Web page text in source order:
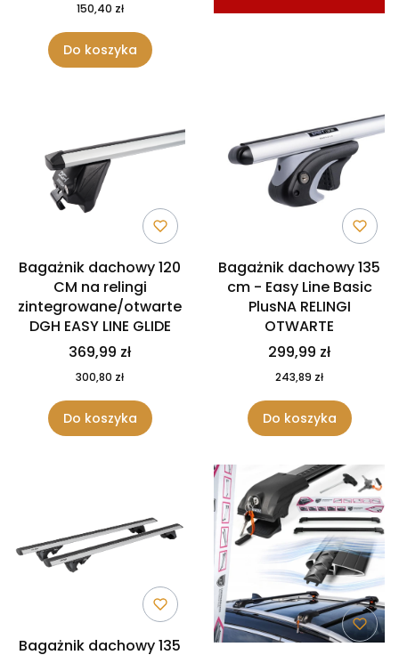
150,40 zł
Do koszyka
Bagażnik dachowy 120
CM na relingi
zintegrowane/otwarte
DGH EASY LINE GLIDE
369,99 zł
300,80 zł
Do koszyka
Bagażnik dachowy 135
cm - Easy Line Basic
PlusNA RELINGI
OTWARTE
299,99 zł
243,89 zł
Do koszyka
Bagażnik dachowy 135